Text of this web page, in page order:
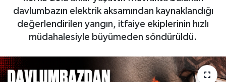
davlumbazın elektrik aksamından kaynaklandığı
değerlendirilen yangın, itfaiye ekiplerinin hızlı
müdahalesiyle büyümeden söndürüldü.